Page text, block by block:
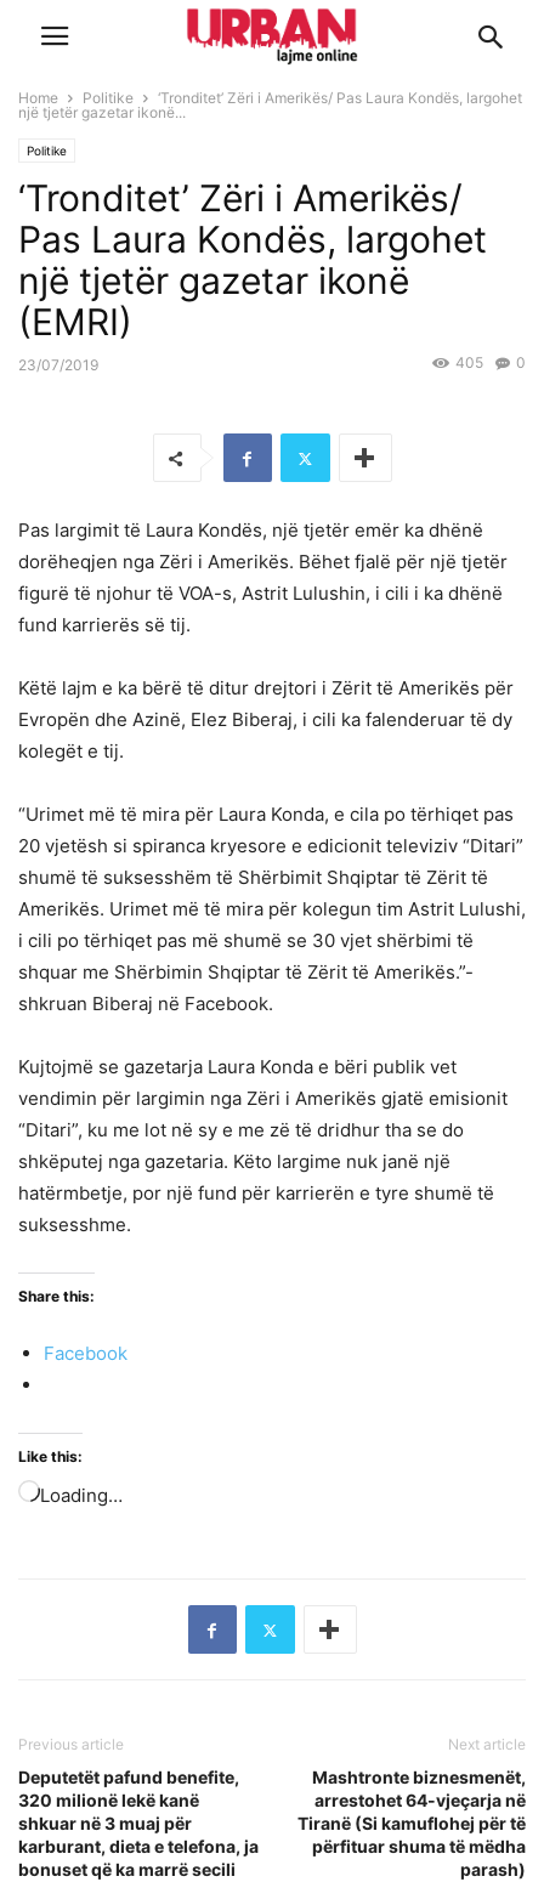
Home Politike
‘Tronditet’ Zëri i Amerikës/ Pas Laura Kondës, largohet
një tjetër gazetar ikonë...
Politike
‘Tronditet’ Zëri i Amerikës/
Pas Laura Kondës, largohet
një tjetër gazetar ikonë
(EMRI)
23/07/2019 0
405
Pas largimit të Laura Kondës, një tjetër emër ka dhënë
dorëheqjen nga Zëri i Amerikës. Bëhet fjalë për një tjetër
figurë të njohur të VOA-s, Astrit Lulushin, i cili i ka dhënë
fund karrierës së tij.
Këtë lajm e ka bërë të ditur drejtori i Zërit të Amerikës për
Evropën dhe Azinë, Elez Biberaj, i cili ka falenderuar të dy
kolegët e tij.
“Urimet më të mira për Laura Konda, e cila po tërhiqet pas
20 vjetësh si spiranca kryesore e edicionit televiziv “Ditari”
shumë të suksesshëm të Shërbimit Shqiptar të Zërit të
Amerikës. Urimet më të mira për kolegun tim Astrit Lulushi,
i cili po tërhiqet pas më shumë se 30 vjet shërbimi të
shquar me Shërbimin Shqiptar të Zërit të Amerikës.”-
shkruan Biberaj në Facebook.
Kujtojmë se gazetarja Laura Konda e bëri publik vet
vendimin për largimin nga Zëri i Amerikës gjatë emisionit
“Ditari”, ku me lot në sy e me zë të dridhur tha se do
shkëputej nga gazetaria. Këto largime nuk janë një
hatërmbetje, por një fund për karrierën e tyre shumë të
suksesshme.
Share this:
Facebook
Like this:
Loading…
Previous article
Deputetët pafund benefite,
320 milionë lekë kanë
shkuar në 3 muaj për
karburant, dieta e telefona, ja
bonuset që ka marrë secili
Next article
Mashtronte biznesmenët,
arrestohet 64-vjeçarja në
Tiranë (Si kamuflohej për të
përfituar shuma të mëdha
parash)